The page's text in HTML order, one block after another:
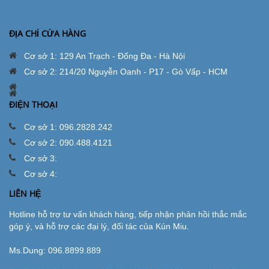
ĐỊA CHỈ CỬA HÀNG
Cơ sở 1: 129 An Trạch - Đống Đa - Hà Nội
Cơ sở 2: 214/20 Nguyễn Oanh - P17 - Gò Vấp - HCM
ĐIỆN THOẠI
Cơ sở 1: 096.2828.242
Cơ sở 2: 090.488.4121
Cơ sở 3:
Cơ sở 4:
LIÊN HỆ
Hotline hỗ trợ tư vấn khách hàng, tiếp nhận phản hồi thắc mắc
góp ý, và hỗ trợ các đại lý, đối tác của Kún Miu.
Ms.Dung: 096.8899.889